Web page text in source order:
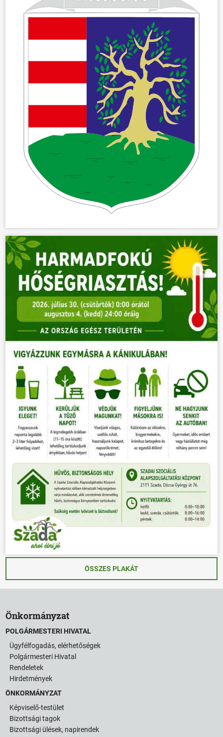
ÖNKORMÁNYZAT
KÖZÖSSÉG
HÍREK
VÁLASZTÁSOK
ÖSSZES PLAKÁT
Önkormányzat
POLGÁRMESTERI HIVATAL
Ügyfélfogadás, elérhetőségek
Polgármesteri Hivatal
Rendeletek
Hirdetmények
ÖNKORMÁNYZAT
Képviselő-testület
Bizottsági tagok
Bizottsági ülések, napirendek